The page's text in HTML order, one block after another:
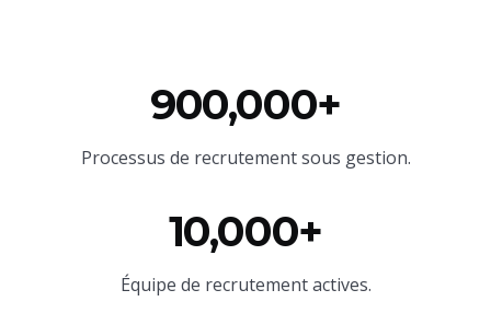
900,000+
Processus de recrutement sous gestion.
10,000+
Équipe de recrutement actives.